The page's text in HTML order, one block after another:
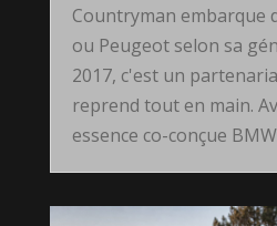
Countryman embarque
ou Peugeot selon sa
2017, c'est un
reprend tout en main.
essence co-conçue